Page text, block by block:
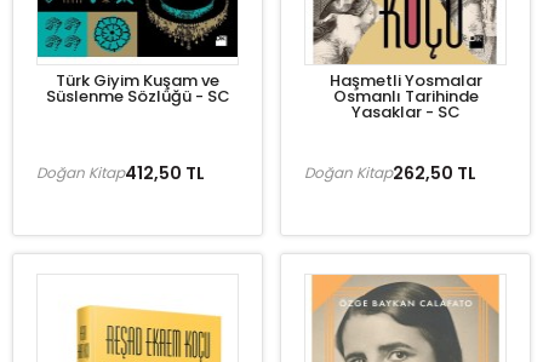
Türk Giyim Kuşam ve
Süslenme Sözlüğü - SC
412,50 TL
Doğan Kitap
Haşmetli Yosmalar
Osmanlı Tarihinde
Yasaklar - SC
262,50 TL
Doğan Kitap